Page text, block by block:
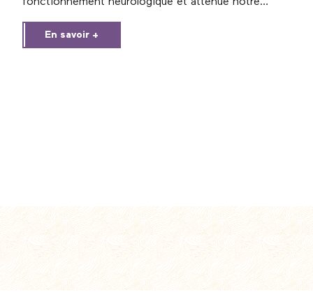
stress ; saine thérapie donc que ces 42 greens des
Hauts-de-France ! Lancez-vous, il y en a forcément
En savoir +